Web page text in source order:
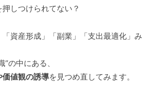
しつけられてない？
資産形成」「副業」「支出最適化」み
の中にある、
価値観の誘導を見つめ直してみます。